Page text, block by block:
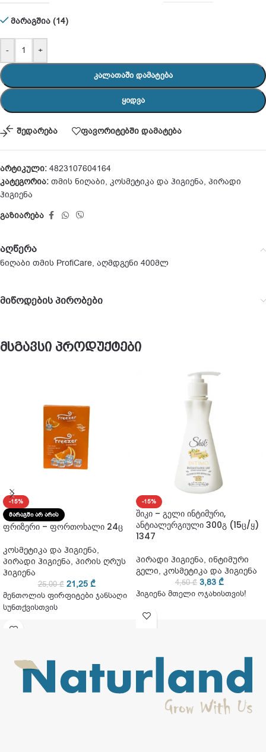
მარაგშია (14)
- +
ᲙᲐᲚᲐᲗᲐᲨᲘ ᲓᲐᲛᲐᲢᲔᲑᲐ
ᲧᲘᲓᲕᲐ
შედარება ფავორიტებში დამატება
არტიკული: 4823107604164
კატეგორია: თმის ნიღაბი, კოსმეტიკა და ჰიგიენა, პირადი
ჰიგიენა
გაზიარება
აღწერა
ნიღაბი თმის ProfiCare, აღმდგენი 400მლ
მიწოდების პირობები
მსგავსი პროდუქტები
-15%
ᲛᲐᲠᲐᲒᲨᲘ ᲐᲠ ᲐᲠᲘᲡ
ფრიზერი – ფორთოხალი 24ც
კოსმეტიკა და ჰიგიენა,
პირადი ჰიგიენა, პირის ღრუს
ჰიგიენა
25,00₾ 21,25 ₾
მენთოლის ფირფიტები ჯანსაღი
სუნთქვისთვის
-15%
შიკი – გელი ინტიმური,
ანტიალერგიული 300გ (15ც/ყ)
1347
პირადი ჰიგიენა, ინტიმური
გელი, კოსმეტიკა და ჰიგიენა
4,50₾ 3,83 ₾
ჰიგიენა მთელი ოჯახისთვის!